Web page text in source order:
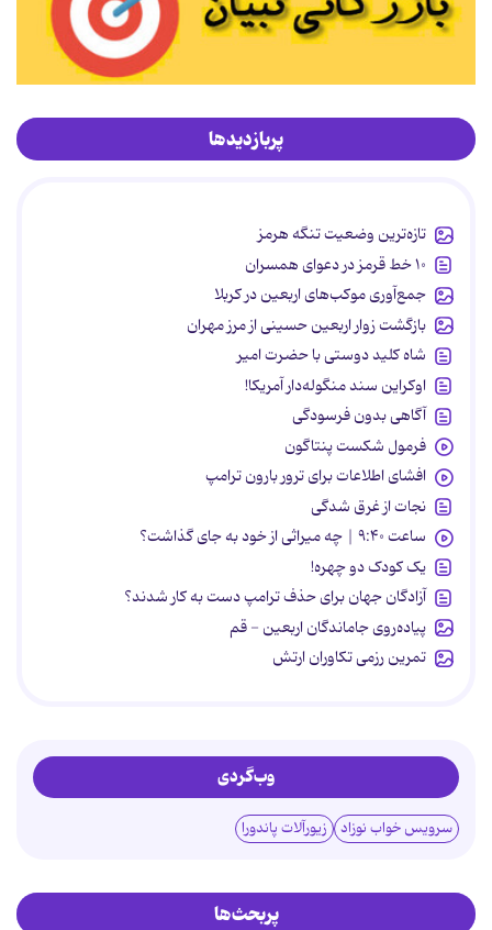
پربازدیدها
تازه‌ترین وضعیت تنگه هرمز
۱۰ خط قرمز در دعوای همسران
جمع‌آوری موکب‌های اربعین در کربلا
بازگشت زوار اربعین حسینی از مرز مهران
شاه کلید دوستی با حضرت امیر
اوکراین سند منگوله‌دار آمریکا!
آگاهی بدون فرسودگی
فرمول شکست پنتاگون
افشای اطلاعات برای ترور بارون ترامپ
نجات از غرق شدگی
ساعت ۹:۴۰ | چه میراثی از خود به جای گذاشت؟
یک کودک دو چهره!
آزادگان جهان برای حذف ترامپ دست به کار شدند؟
پیاده‌روی جاماندگان اربعین - قم
تمرین رزمی تکاوران ارتش
وب‌گردی
سرویس خواب نوزاد زیورآلات پاندورا
پربحث‌ها